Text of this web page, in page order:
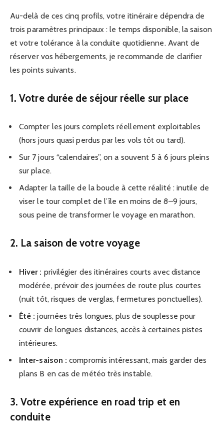
Au-delà de ces cinq profils, votre itinéraire dépendra de
trois paramètres principaux : le temps disponible, la saison
et votre tolérance à la conduite quotidienne. Avant de
réserver vos hébergements, je recommande de clarifier
les points suivants.
1. Votre durée de séjour réelle sur place
Compter les jours complets réellement exploitables
(hors jours quasi perdus par les vols tôt ou tard).
Sur 7 jours “calendaires”, on a souvent 5 à 6 jours pleins
sur place.
Adapter la taille de la boucle à cette réalité : inutile de
viser le tour complet de l’île en moins de 8–9 jours,
sous peine de transformer le voyage en marathon.
2. La saison de votre voyage
Hiver : privilégier des itinéraires courts avec distance
modérée, prévoir des journées de route plus courtes
(nuit tôt, risques de verglas, fermetures ponctuelles).
Été : journées très longues, plus de souplesse pour
couvrir de longues distances, accès à certaines pistes
intérieures.
Inter-saison : compromis intéressant, mais garder des
plans B en cas de météo très instable.
3. Votre expérience en road trip et en
conduite